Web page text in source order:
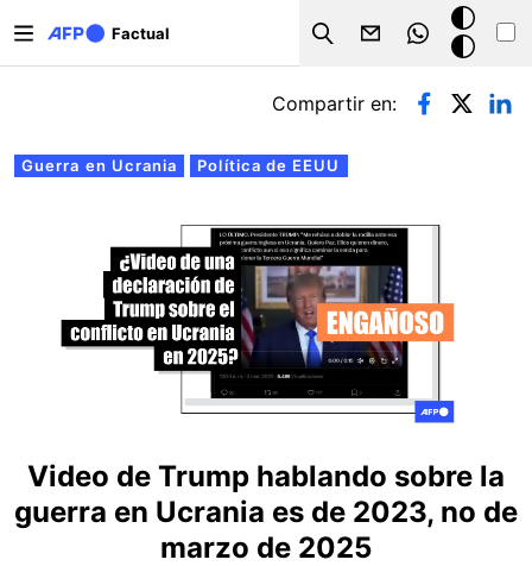
Factual
Search
Modo
oscuro
Solapas principales
Guerra en Ucrania Política de EEUU
Compartir en:
Video de Trump hablando sobre la
guerra en Ucrania es de 2023, no de
marzo de 2025